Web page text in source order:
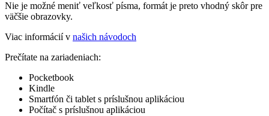
Nie je možné meniť veľkosť písma, formát je preto vhodný skôr pre
väčšie obrazovky.
Viac informácií v našich návodoch
Prečítate na zariadeniach:
Pocketbook
Kindle
Smartfón či tablet s príslušnou aplikáciou
Počítač s príslušnou aplikáciou